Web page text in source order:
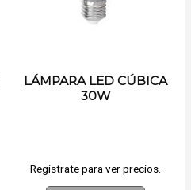
LÁMPARA LED CÚBICA
30W
Regístrate para ver precios.